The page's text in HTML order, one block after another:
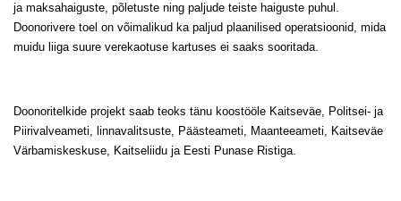
ja maksahaiguste, põletuste ning paljude teiste haiguste puhul.
Doonorivere toel on võimalikud ka paljud plaanilised operatsioonid, mida
muidu liiga suure verekaotuse kartuses ei saaks sooritada.
Doonoritelkide projekt saab teoks tänu koostööle Kaitseväe, Politsei- ja
Piirivalveameti, linnavalitsuste, Päästeameti, Maanteeameti, Kaitseväe
Värbamiskeskuse, Kaitseliidu ja Eesti Punase Ristiga.